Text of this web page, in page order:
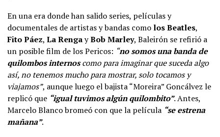
En una era donde han salido series, películas y
documentales de artistas y bandas como los Beatles,
Fito Páez, La RengayBob Marley, Baleirón se refirió a
un posible film de los Pericos: “no somos una banda de
quilombos internoscomo para imaginar que suceda algo
así, no tenemos mucho para mostrar, solo tocamos y
viajamos”, aunque luego el bajista “Moreira” Goncálvez le
replicó que “igual tuvimos algún quilombito”. Antes,
Marcelo Blanco bromeó con que la película “se estrena
mañana”.